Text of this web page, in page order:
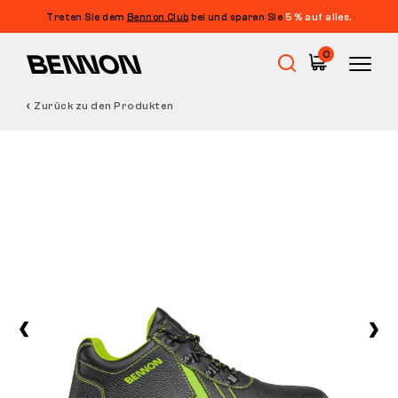
Treten Sie dem Bennon Club bei und sparen Sie 5 % auf alles.
0
Freizeitschuhe
Zurück zu den Produkten